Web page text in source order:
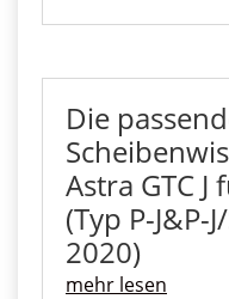
Die
Astra GTC
(Typ P-J&P-
2020)
mehr lesen